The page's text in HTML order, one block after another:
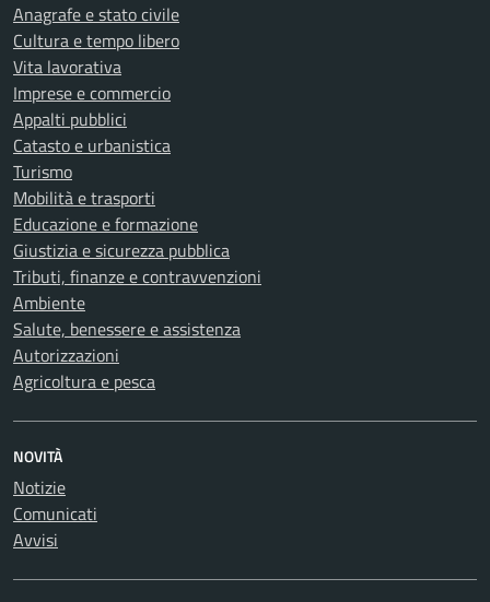
Anagrafe e stato civile
Cultura e tempo libero
Vita lavorativa
Imprese e commercio
Appalti pubblici
Catasto e urbanistica
Turismo
Mobilità e trasporti
Educazione e formazione
Giustizia e sicurezza pubblica
Tributi, finanze e contravvenzioni
Ambiente
Salute, benessere e assistenza
Autorizzazioni
Agricoltura e pesca
NOVITÀ
Notizie
Comunicati
Avvisi